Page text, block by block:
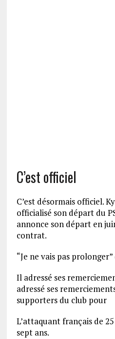
C’est officiel
C’est désormais officiel.
officialisé son départ du
annonce son départ en
contrat.
“Je ne vais pas
Il adressé ses
adressé ses
supporters du club pour
L’attaquant français de
sept ans.